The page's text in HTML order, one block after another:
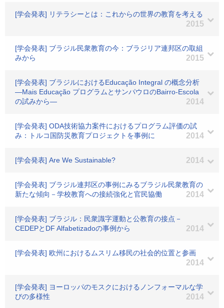
[学会発表] リテラシーとは：これからの世界の教育を考える
2015
[学会発表] ブラジル民衆教育の今：ブラジリア連邦区の取組
みから
2015
[学会発表] ブラジルにおけるEducação Integral の概念分析
―Mais Educação プログラムとサンパウロのBairro-Escola
の試みから―
2014
[学会発表] ODA技術協力案件におけるプログラム評価の試
み：トルコ国防災教育プロジェクトを事例に
2014
[学会発表] Are We Sustainable? 2014
[学会発表] ブラジル連邦区の事例にみるブラジル民衆教育の
新たな傾向－学校教育への接続強化と官民協働
2014
[学会発表] ブラジル：民衆識字運動と公教育の接点－
CEDEPとDF Alfabetizadoの事例から
2014
[学会発表] 欧州におけるムスリム移民の社会的位置と参画
2014
[学会発表] ヨーロッパのモスクにおけるノンフォーマルな学
びの多様性
2014